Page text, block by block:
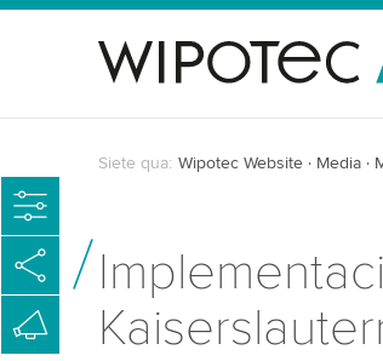
Siete qua: Wipotec Website Media